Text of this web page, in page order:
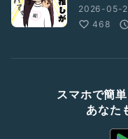
2026-05-
468
スマホで簡
あなた